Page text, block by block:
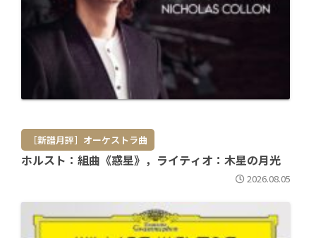
［新譜月評］オーケストラ曲
ホルスト：組曲《惑星》，ライティオ：木星の月光
2026.08.05